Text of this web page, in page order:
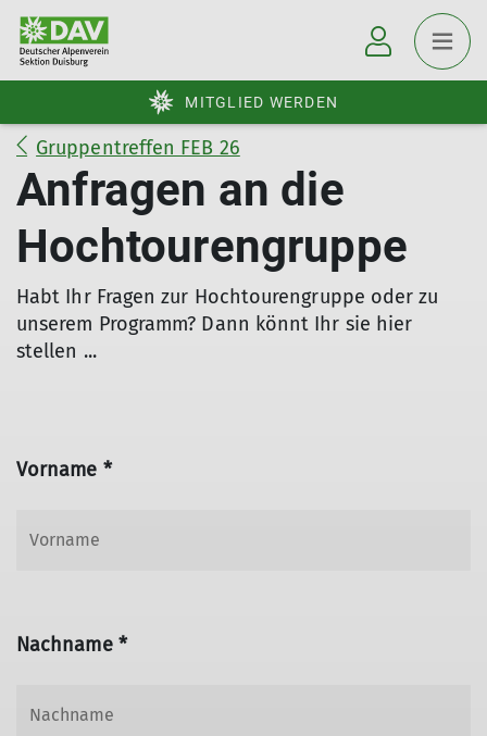
MITGLIED WERDEN
Gruppentreffen FEB 26
Anfragen an die
Hochtourengruppe
Habt Ihr Fragen zur Hochtourengruppe oder zu
unserem Programm? Dann könnt Ihr sie hier
stellen ...
Vorname *
Nachname *